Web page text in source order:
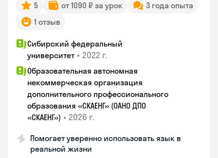
5 от 1090 ₽ за урок
3 года опыта
1 отзыв
Сибирский федеральный
университет • 2022 г.
Образовательная автономная
некоммерческая организация
дополнительного профессионального
образования «СКАЕНГ» (ОАНО ДПО
«СКАЕНГ») • 2026 г.
Помогает уверенно использовать язык в
реальной жизни